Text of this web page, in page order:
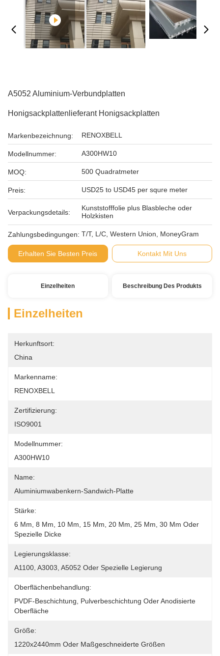
A5052 Aluminium-Verbundplatten
Honigsackplattenlieferant Honigsackplatten
Markenbezeichnung: RENOXBELL
Modellnummer: A300HW10
MOQ: 500 Quadratmeter
Preis: USD25 to USD45 per squre meter
Verpackungsdetails:
Kunststofffolie plus Blasbleche oder
Holzkisten
Zahlungsbedingungen: T/T, L/C, Western Union, MoneyGram
Erhalten Sie Besten Preis Kontakt Mit Uns
Einzelheiten Beschreibung Des Produkts
Einzelheiten
Herkunftsort:
China
Markenname:
RENOXBELL
Zertifizierung:
ISO9001
Modellnummer:
A300HW10
Name:
Aluminiumwabenkern-Sandwich-Platte
Stärke:
6 Mm, 8 Mm, 10 Mm, 15 Mm, 20 Mm, 25 Mm, 30 Mm Oder
Spezielle Dicke
Legierungsklasse:
A1100, A3003, A5052 Oder Spezielle Legierung
Oberflächenbehandlung:
PVDF-Beschichtung, Pulverbeschichtung Oder Anodisierte
Oberfläche
Größe:
1220x2440mm Oder Maßgeschneiderte Größen